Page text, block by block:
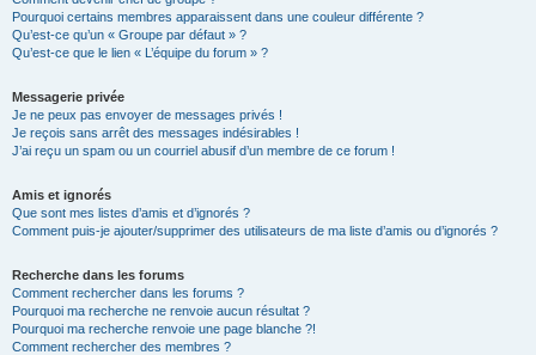
Pourquoi certains membres apparaissent dans une couleur différente ?
Qu’est-ce qu’un « Groupe par défaut » ?
Qu’est-ce que le lien « L’équipe du forum » ?
Messagerie privée
Je ne peux pas envoyer de messages privés !
Je reçois sans arrêt des messages indésirables !
J’ai reçu un spam ou un courriel abusif d’un membre de ce forum !
Amis et ignorés
Que sont mes listes d’amis et d’ignorés ?
Comment puis-je ajouter/supprimer des utilisateurs de ma liste d’amis ou d’ignorés ?
Recherche dans les forums
Comment rechercher dans les forums ?
Pourquoi ma recherche ne renvoie aucun résultat ?
Pourquoi ma recherche renvoie une page blanche ?!
Comment rechercher des membres ?